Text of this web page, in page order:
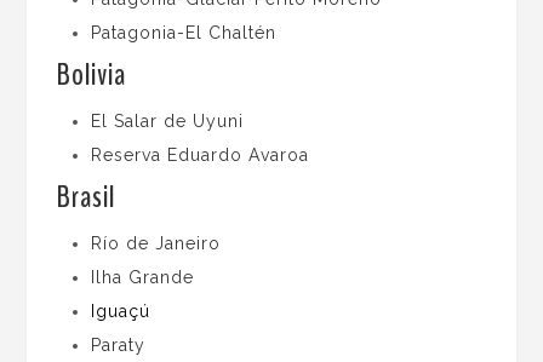
Patagonia-El Chaltén
Bolivia
El Salar de Uyuni
Reserva Eduardo Avaroa
Brasil
Río de Janeiro
Ilha Grande
Iguaçú
Paraty